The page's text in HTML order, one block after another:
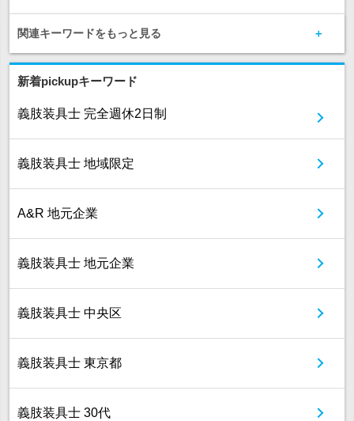
関連キーワードをもっと見る
新着pickupキーワード
義肢装具士 完全週休2日制
義肢装具士 地域限定
A&R 地元企業
義肢装具士 地元企業
義肢装具士 中央区
義肢装具士 東京都
義肢装具士 30代